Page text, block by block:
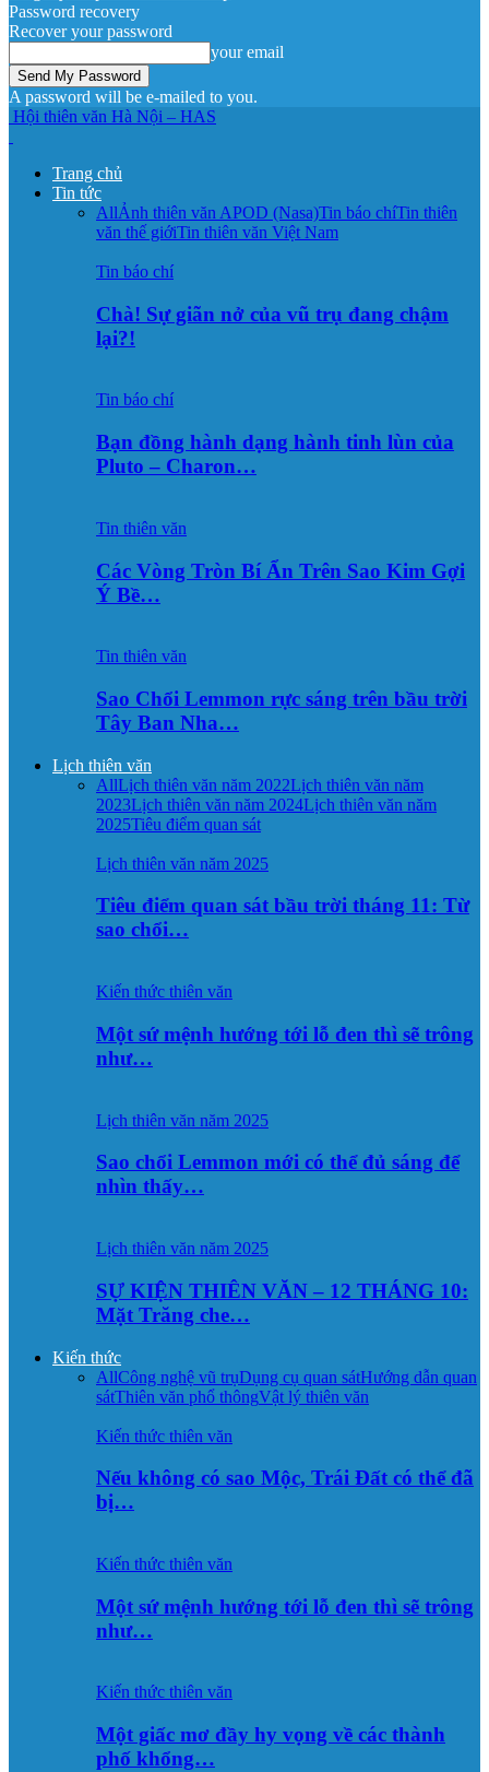
Password recovery
Recover your password
your email
A password will be e-mailed to you.
Hội thiên văn Hà Nội – HAS
Trang chủ
Tin tức
AllẢnh thiên văn APOD (Nasa)Tin báo chíTin thiên
văn thế giớiTin thiên văn Việt Nam
Tin báo chí
Chà! Sự giãn nở của vũ trụ đang chậm
lại?!
Tin báo chí
Bạn đồng hành dạng hành tinh lùn của
Pluto – Charon…
Tin thiên văn
Các Vòng Tròn Bí Ẩn Trên Sao Kim Gợi
Ý Bề…
Tin thiên văn
Sao Chổi Lemmon rực sáng trên bầu trời
Tây Ban Nha…
Lịch thiên văn
AllLịch thiên văn năm 2022Lịch thiên văn năm
2023Lịch thiên văn năm 2024Lịch thiên văn năm
2025Tiêu điểm quan sát
Lịch thiên văn năm 2025
Tiêu điểm quan sát bầu trời tháng 11: Từ
sao chổi…
Kiến thức thiên văn
Một sứ mệnh hướng tới lỗ đen thì sẽ trông
như…
Lịch thiên văn năm 2025
Sao chổi Lemmon mới có thể đủ sáng để
nhìn thấy…
Lịch thiên văn năm 2025
SỰ KIỆN THIÊN VĂN – 12 THÁNG 10:
Mặt Trăng che…
Kiến thức
AllCông nghệ vũ trụDụng cụ quan sátHướng dẫn quan
sátThiên văn phổ thôngVật lý thiên văn
Kiến thức thiên văn
Nếu không có sao Mộc, Trái Đất có thể đã
bị…
Kiến thức thiên văn
Một sứ mệnh hướng tới lỗ đen thì sẽ trông
như…
Kiến thức thiên văn
Một giấc mơ đầy hy vọng về các thành
phố khổng…